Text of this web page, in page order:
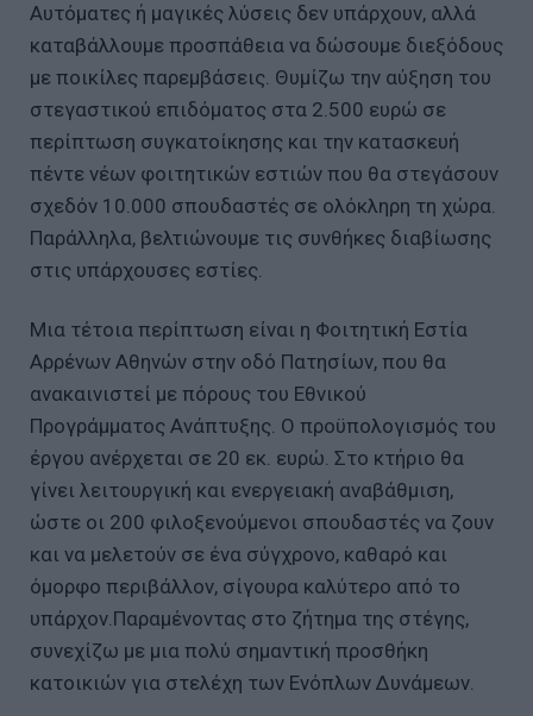
Αυτόματες ή μαγικές λύσεις δεν υπάρχουν, αλλά
καταβάλλουμε προσπάθεια να δώσουμε διεξόδους
με ποικίλες παρεμβάσεις. Θυμίζω την αύξηση του
στεγαστικού επιδόματος στα 2.500 ευρώ σε
περίπτωση συγκατοίκησης και την κατασκευή
πέντε νέων φοιτητικών εστιών που θα στεγάσουν
σχεδόν 10.000 σπουδαστές σε ολόκληρη τη χώρα.
Παράλληλα, βελτιώνουμε τις συνθήκες διαβίωσης
στις υπάρχουσες εστίες.
Μια τέτοια περίπτωση είναι η Φοιτητική Εστία
Αρρένων Αθηνών στην οδό Πατησίων, που θα
ανακαινιστεί με πόρους του Εθνικού
Προγράμματος Ανάπτυξης. Ο προϋπολογισμός του
έργου ανέρχεται σε 20 εκ. ευρώ. Στο κτήριο θα
γίνει λειτουργική και ενεργειακή αναβάθμιση,
ώστε οι 200 φιλοξενούμενοι σπουδαστές να ζουν
και να μελετούν σε ένα σύγχρονο, καθαρό και
όμορφο περιβάλλον, σίγουρα καλύτερο από το
υπάρχον.Παραμένοντας στο ζήτημα της στέγης,
συνεχίζω με μια πολύ σημαντική προσθήκη
κατοικιών για στελέχη των Ενόπλων Δυνάμεων.